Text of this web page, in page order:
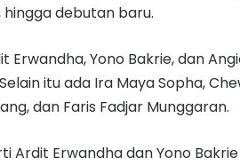
debutan baru.
Erwandha, Yono Bakrie, dan
itu ada Ira Maya Sopha,
dan Faris Fadjar Munggaran.
Ardit Erwandha dan Yono